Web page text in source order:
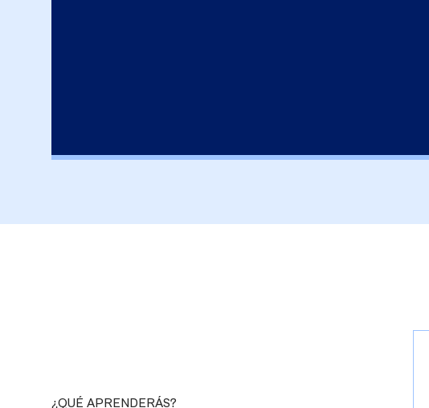
¿QUÉ APRENDERÁS?
Ecosistema DevOps: Herramientas